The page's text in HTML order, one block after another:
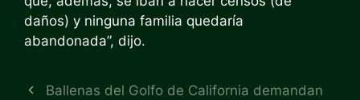
daños) y ninguna familia quedaría
abandonada”, dijo.
Ballenas del Golfo de California demandan